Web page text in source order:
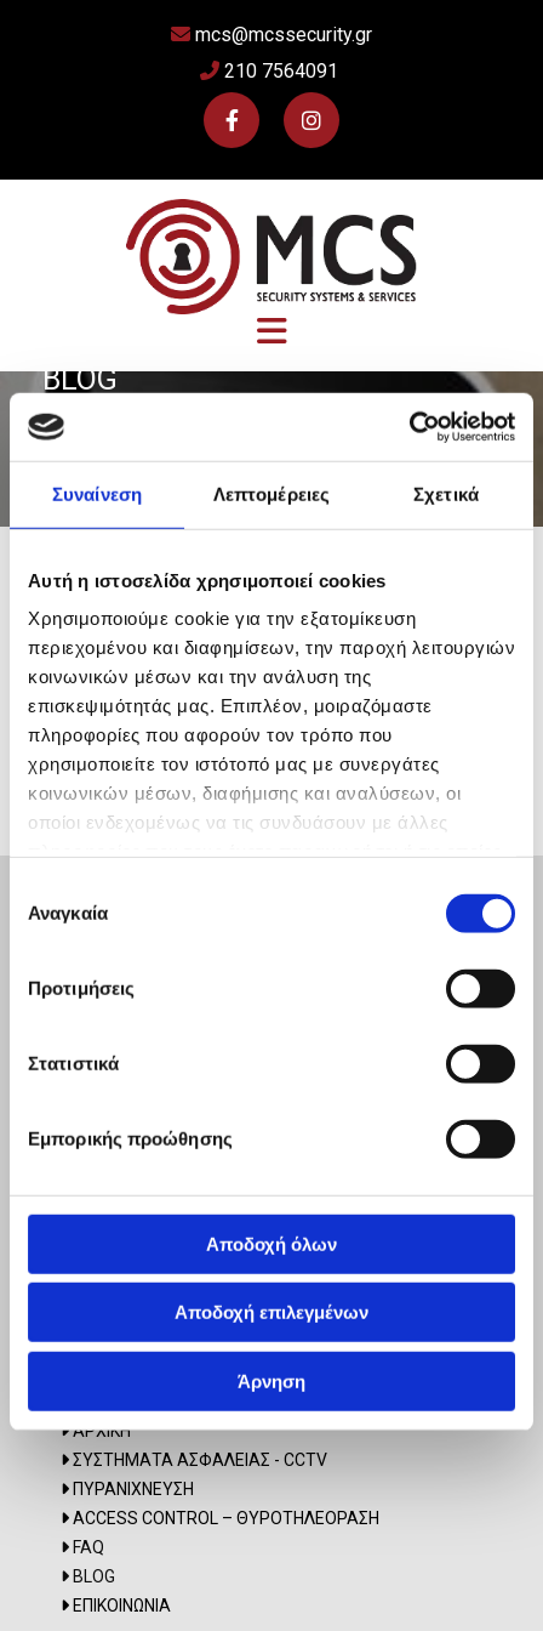
Συναίνεση Λεπτομέρειες Σχετικά
Αυτή η ιστοσελίδα χρησιμοποιεί cookies
Χρησιμοποιούμε cookie για την εξατομίκευση
περιεχομένου και διαφημίσεων, την παροχή λειτουργιών
κοινωνικών μέσων και την ανάλυση της
επισκεψιμότητάς μας. Επιπλέον, μοιραζόμαστε
πληροφορίες που αφορούν τον τρόπο που
χρησιμοποιείτε τον ιστότοπό μας με συνεργάτες
κοινωνικών μέσων, διαφήμισης και αναλύσεων, οι
οποίοι ενδεχομένως να τις συνδυάσουν με άλλες
των υπηρεσιών τους.
συγκατάθεσης
Αναγκαία
Προτιμήσεις
Στατιστικά
Εμπορικής προώθησης
Αποδοχή όλων
Αποδοχή επιλεγμένων
Άρνηση
 mcs@mcssecurity.gr
 210 7564091
BLOG
Σύντομα κοντά σας!
Συστήματα Ασφαλείας, Συναγερμοί, CCTV
ΣΤΟΙΧΕΙΑ ΕΠΙΚΟΙΝΩΝΙΑΣ
Αρτοτίνης 40-42, Αθήνα Τ.Κ. 11633
6992646746
 E-mail
mcs@mcssecurity.gr
info@mcssecurity.gr
 ΑΡΧΙΚΗ
 ΣΥΣΤΗΜΑΤΑ ΑΣΦΑΛΕΙΑΣ - CCTV
 ΠΥΡΑΝΙΧΝΕΥΣΗ
 ACCESS CONTROL – ΘΥΡΟΤΗΛΕΟΡΑΣΗ
 FAQ
 BLOG
 ΕΠΙΚΟΙΝΩΝΙΑ